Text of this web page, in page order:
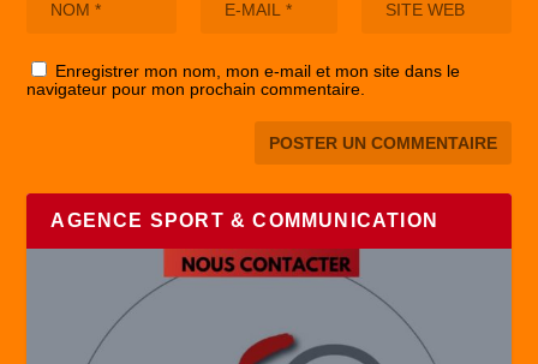
Enregistrer mon nom, mon e-mail et mon site dans le
navigateur pour mon prochain commentaire.
AGENCE SPORT & COMMUNICATION